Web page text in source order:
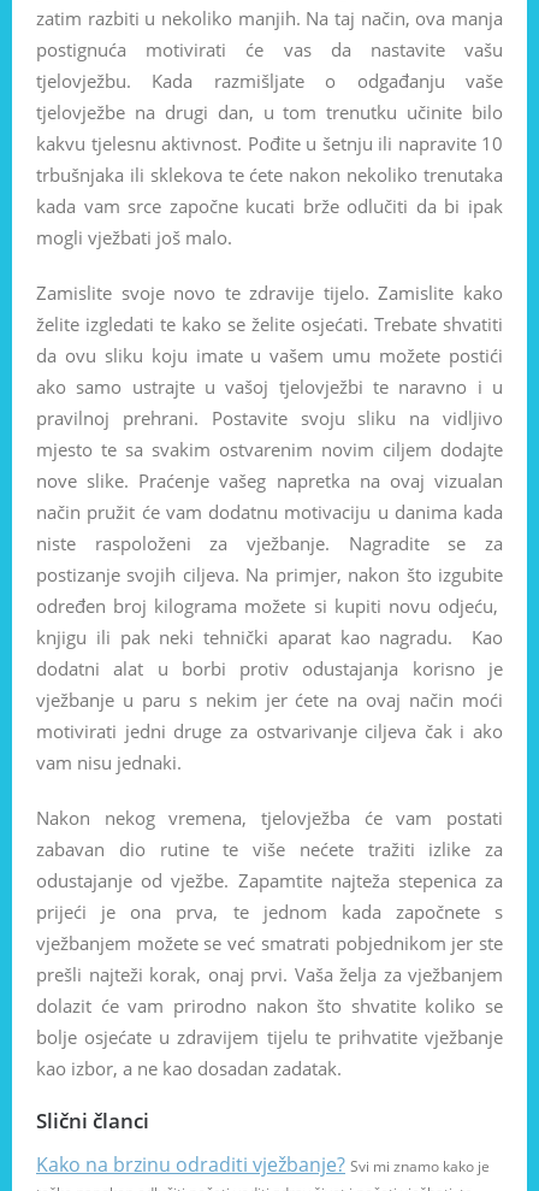
zatim razbiti u nekoliko manjih. Na taj način, ova manja
postignuća motivirati će vas da nastavite vašu
tjelovježbu. Kada razmišljate o odgađanju vaše
tjelovježbe na drugi dan, u tom trenutku učinite bilo
kakvu tjelesnu aktivnost. Pođite u šetnju ili napravite 10
trbušnjaka ili sklekova te ćete nakon nekoliko trenutaka
kada vam srce započne kucati brže odlučiti da bi ipak
mogli vježbati još malo.
Zamislite svoje ​​novo te zdravije tijelo. Zamislite kako
želite izgledati te kako se želite osjećati. Trebate shvatiti
da ovu sliku koju imate u vašem umu možete postići
ako samo ustrajte u vašoj tjelovježbi te naravno i u
pravilnoj prehrani. Postavite svoju sliku na vidljivo
mjesto te sa svakim ostvarenim novim ciljem dodajte
nove slike. Praćenje vašeg napretka na ovaj vizualan
način pružit će vam dodatnu motivaciju u danima kada
niste raspoloženi za vježbanje. Nagradite se za
postizanje svojih ciljeva. Na primjer, nakon što izgubite
određen broj kilograma možete si kupiti novu odjeću,
knjigu ili pak neki tehnički aparat kao nagradu. Kao
dodatni alat u borbi protiv odustajanja korisno je
vježbanje u paru s nekim jer ćete na ovaj način moći
motivirati jedni druge za ostvarivanje ciljeva čak i ako
vam nisu jednaki.
Nakon nekog vremena, tjelovježba će vam postati
zabavan dio rutine te više nećete tražiti izlike za
odustajanje od vježbe. Zapamtite najteža stepenica za
prijeći je ona prva, te jednom kada započnete s
vježbanjem možete se već smatrati pobjednikom jer ste
prešli najteži korak, onaj prvi. Vaša želja za vježbanjem
dolazit će vam prirodno nakon što shvatite koliko se
bolje osjećate u zdravijem tijelu te prihvatite vježbanje
kao izbor, a ne kao dosadan zadatak.
Slični članci
Kako na brzinu odraditi vježbanje? Svi mi znamo kako je